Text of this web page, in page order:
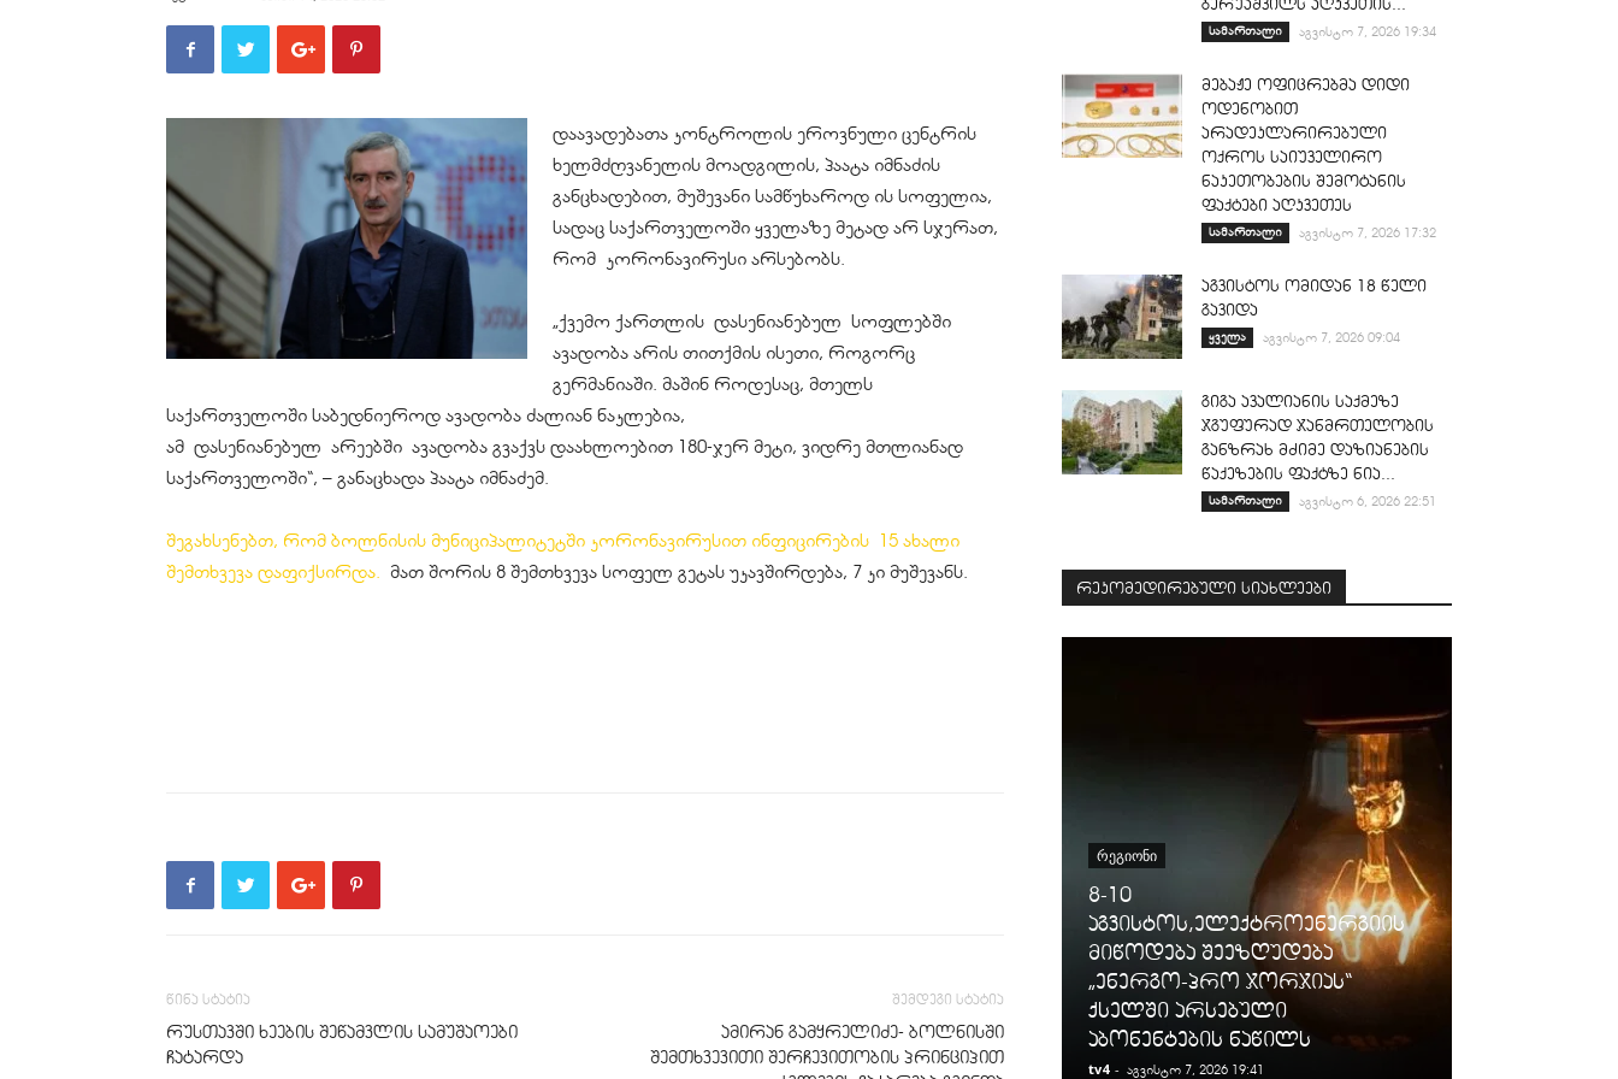
დაავადებათა კონტროლის ეროვნული ცენტრის
ხელმძღვანელის მოადგილის, პაატა იმნაძის
განცხადებით, მუშევანი სამწუხაროდ ის სოფელია,
სადაც საქართველოში ყველაზე მეტად არ სჯერათ,
რომ კორონავირუსი არსებობს.
„ქვემო ქართლის დასენიანებულ სოფლებში
ავადობა არის თითქმის ისეთი, როგორც
გერმანიაში. მაშინ როდესაც, მთელს
საქართველოში საბედნიეროდ ავადობა ძალიან ნაკლებია,
ამ დასენიანებულ არეებში ავადობა გვაქვს დაახლოებით 180-ჯერ მეტი, ვიდრე მთლიანად
საქართველოში“, – განაცხადა პაატა იმნაძემ.
შეგახსენებთ, რომ ბოლნისის მუნიციპალიტეტში კორონავირუსით ინფიცირების 15 ახალი
შემთხვევა დაფიქსირდა. მათ შორის 8 შემთხვევა სოფელ გეტას უკავშირდება, 7 კი მუშევანს.
წინა სტატია
რუსთავში ხეების შეწამვლის სამუშაოები
ჩატარდა
შემდეგი სტატია
ამირან გამყრელიძე- ბოლნისში
შემთხვევითი შერჩევითობის პრინციპით
ბერუაშვილს აღკვეთის...
სამართალი აგვისტო 7, 2026 19:34
მებაჟე ოფიცრებმა დიდი
ოდენობით
არადეკლარირებული
ოქროს საიუველირო
ნაკეთობების შემოტანის
ფაქტები აღკვეთეს
სამართალი აგვისტო 7, 2026 17:32
აგვისტოს ომიდან 18 წელი
გავიდა
ყველა აგვისტო 7, 2026 09:04
გიგა ავალიანის საქმეზე
ჯგუფურად ჯანმრთელობის
განზრახ მძიმე დაზიანების
წაქეზების ფაქტზე ნია...
სამართალი აგვისტო 6, 2026 22:51
რეკომედირებული სიახლეები
ᲠᲔᲒᲘᲝᲜᲘ
8-10
აგვისტოს,ელექტროენერგიის
მიწოდება შეეზღუდება
„ენერგო-პრო ჯორჯიას“
ქსელში არსებული
აბონენტების ნაწილს
tv4 - აგვისტო 7, 2026 19:41